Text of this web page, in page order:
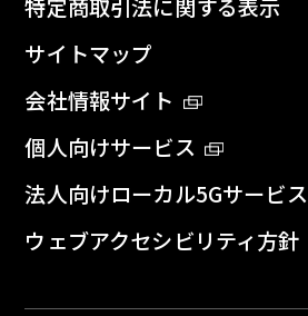
サイトマップ
会社情報サイト
個人向けサービス
法人向けローカル5Gサービス
ウェブアクセシビリティ方針